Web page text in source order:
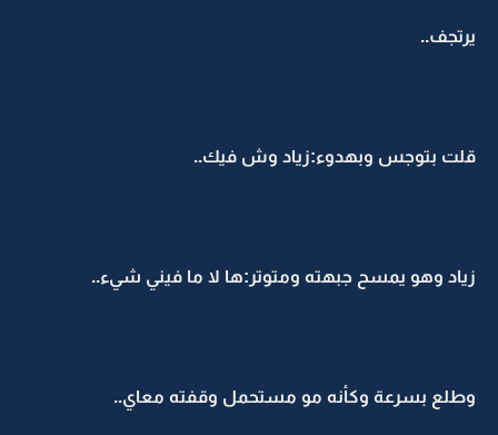
يرتجف..
قلت بتوجس وبهدوء:زياد وش فيك..
زياد وهو يمسح جبهته ومتوتر:ها لا ما فيني شيء..
وطلع بسرعة وكأنه مو مستحمل وقفته معاي..